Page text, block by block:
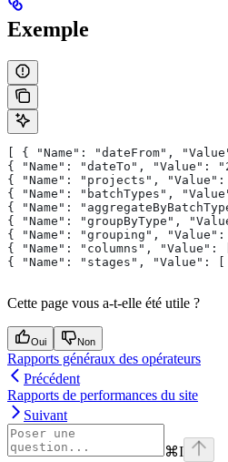
Exemple
[ { "Name": "dateFrom",
{ "Name": "dateTo", "Value":
{ "Name": "projects",
{ "Name": "batchTypes",
{ "Name":
{ "Name": "groupByType",
{ "Name": "grouping", "Value":
{ "Name": "columns", "Value":
{ "Name": "stages", "Value":
Cette page vous a-t-elle été utile ?
Oui Non
Rapports généraux des opérateurs
Précédent
Rapports de performances du site
Suivant
⌘I